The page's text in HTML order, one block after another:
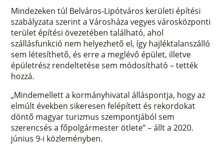
Mindezeken túl Belváros-Lipótváros kerületi építési
szabályzata szerint a Városháza vegyes városközponti
terület építési övezetében található, ahol
szállásfunkció nem helyezhető el, így hajléktalanszálló
sem létesíthető, és erre a meglévő épület, illetve
épületrész rendeltetése sem módosítható – tették
hozzá.
„Mindemellett a kormányhivatal álláspontja, hogy az
elmúlt években sikeresen felépített és rekordokat
döntő magyar turizmus szempontjából sem
szerencsés a főpolgármester ötlete” – állt a 2020.
június 9-i közleményben.